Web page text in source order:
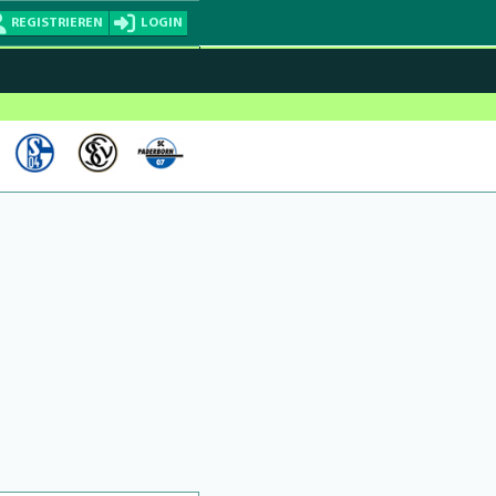
REGISTRIEREN LOGIN